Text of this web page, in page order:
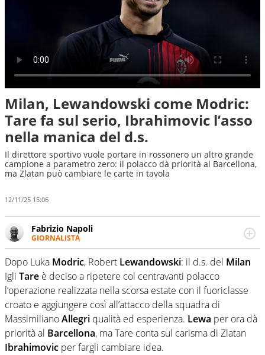
Milan, Lewandowski come Modric:
Tare fa sul serio, Ibrahimovic l’asso
nella manica del d.s.
Il direttore sportivo vuole portare in rossonero un altro grande
campione a parametro zero: il polacco dà priorità al Barcellona,
ma Zlatan può cambiare le carte in tavola
12/11/25 15:06
Fabrizio Napoli
GIORNALISTA
Giornalista professionista, per Virgilio Sport segue anche
il calcio ma è con la pallanuoto che esalta competenze e
passioni. Cura la comunicazione di HaBaWaBa, il più
grande festival di waterpolo per bambini al mondo
Dopo Luka Modric, Robert Lewandowski: il d.s. del Milan
Igli Tare è deciso a ripetere col centravanti polacco
l’operazione realizzata nella scorsa estate con il fuoriclasse
croato e aggiungere così all’attacco della squadra di
MassimilianoAllegri qualità ed esperienza. Lewa per ora dà
priorità al Barcellona, ma Tare conta sul carisma di Zlatan
Ibrahimovic per fargli cambiare idea.